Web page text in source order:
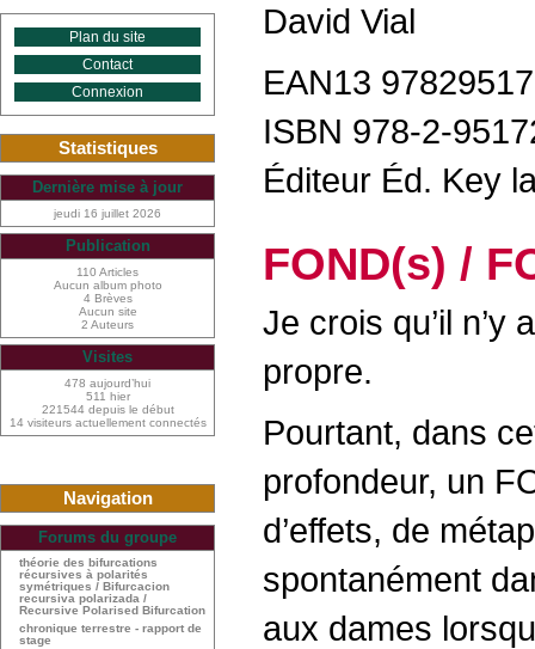
David Vial
EAN13
ISBN 978-2-
Éditeur Éd. Key
FOND(s) /
Je crois qu’il n’y
propre.
Pourtant, dans
profon­deur, un
d’effets, de
spontanément
aux dames
Plan du site
Contact
Connexion
Statistiques
Dernière mise à jour
jeudi 16 juillet 2026
Publication
110 Articles
Aucun album photo
4 Brèves
Aucun site
2 Auteurs
Visites
478 aujourd’hui
511 hier
221544 depuis le début
14 visiteurs actuellement connectés
Navigation
Forums du groupe
théorie des bifurcations
récursives à polarités
symétriques / Bifurcacion
recursiva polarizada /
Recursive Polarised Bifurcation
chronique terrestre - rapport de
stage